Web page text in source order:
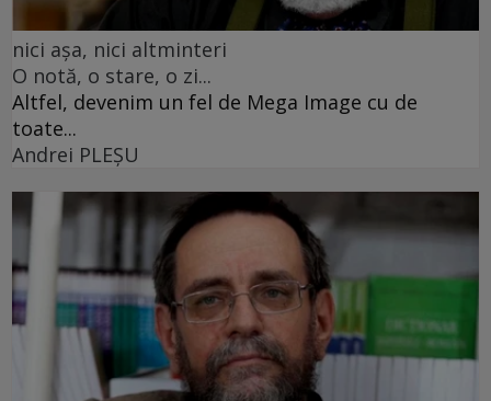
nici așa, nici altminteri
O notă, o stare, o zi...
Altfel, devenim un fel de Mega Image cu de
toate...
Andrei PLEŞU